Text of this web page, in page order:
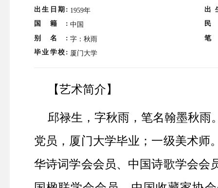
出生日期: 1959年
出
国籍: 中国
别名: 字：秋雨
毕业学校: 厦门大学
【艺术简介】
邱禄生，字秋雨，笔名翰墨秋雨
党员，厦门大学毕业；一级美术师
华诗词学会会员、中国诗歌学会会